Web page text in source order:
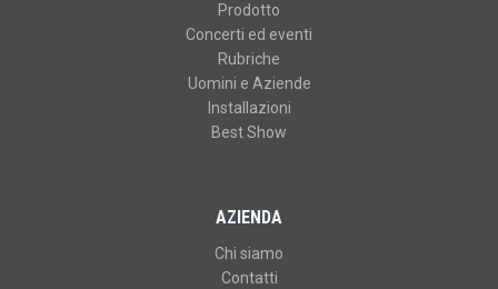
Prodotto
Concerti ed eventi
Rubriche
Uomini e Aziende
Installazioni
Best Show
AZIENDA
Chi siamo
Contatti